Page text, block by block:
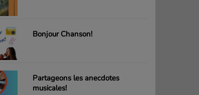
Bonjour Chanson!
Partageons les anecdotes
musicales!